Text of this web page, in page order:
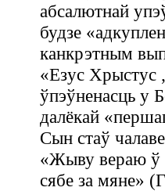
абсалютнай
будзе
канкрэтным
«Езус Хрыстус
ўпэўненасць у
далёкай
Сын стаў
«Жыву вераю ў
сябе за мяне»